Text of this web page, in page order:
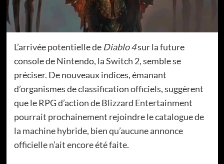
L’arrivée potentielle de Diablo 4sur la future
console de Nintendo, la Switch 2, semble se
préciser. De nouveaux indices, émanant
d’organismes de classification officiels, suggèrent
que le RPG d’action de Blizzard Entertainment
pourrait prochainement rejoindre le catalogue de
la machine hybride, bien qu’aucune annonce
officielle n’ait encore été faite.